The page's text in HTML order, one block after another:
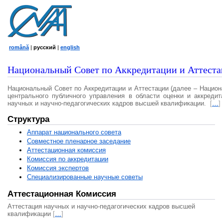
română | русский | english
Национальный Совет по Аккредитации и
Национальный Совет по Аккредитации и Аттестации (далее –
центрального публичного управления в области оценки и
научных и научно-педагогических кадров высшей квалификации.
[…]
Структура
Аппарат национального совета
Совместное пленарное заседание
Аттестационная комисcия
Комиссия по аккредитации
Комиссия экспертов
Специализированные научные советы
Аттестационная Комиссия
Аттестация научных и научно-педагогических кадров высшей
квалификации […]